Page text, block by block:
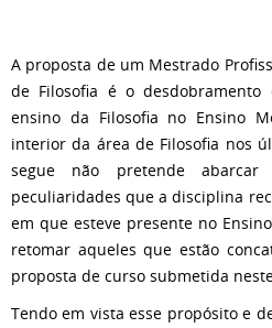
A proposta de um Mestrado
de Filosofia é o
ensino da Filosofia no Ensino
interior da área de Filosofia nos
segue não pretende
peculiaridades que a disciplina
em que esteve presente no
retomar aqueles que estão
proposta de curso submetida
Tendo em vista esse propósito e